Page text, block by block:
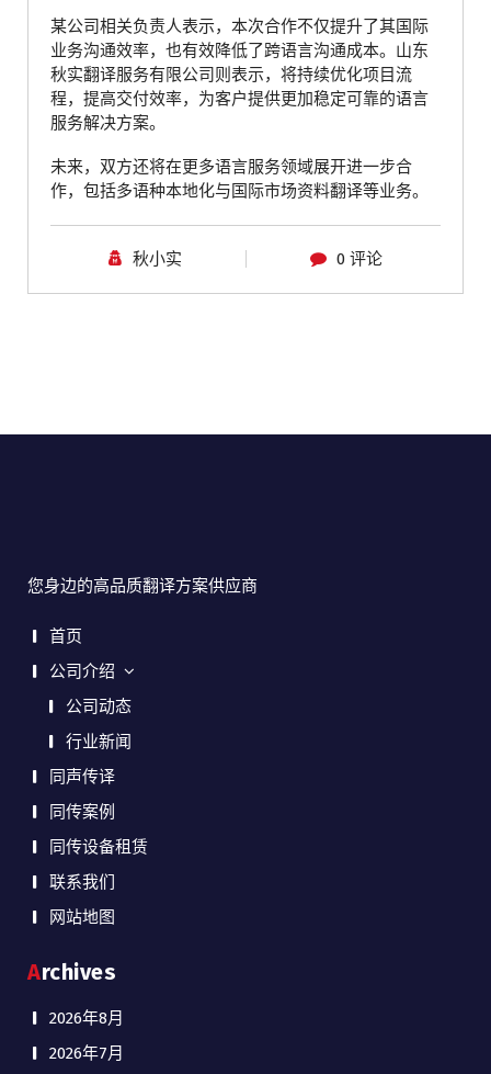
某公司相关负责人表示，本次合作不仅提升了其国际
业务沟通效率，也有效降低了跨语言沟通成本。山东
秋实翻译服务有限公司则表示，将持续优化项目流
程，提高交付效率，为客户提供更加稳定可靠的语言
服务解决方案。
未来，双方还将在更多语言服务领域展开进一步合
作，包括多语种本地化与国际市场资料翻译等业务。
秋小实 0 评论
您身边的高品质翻译方案供应商
首页
公司介绍
公司动态
行业新闻
同声传译
同传案例
同传设备租赁
联系我们
网站地图
Archives
2026年8月
2026年7月